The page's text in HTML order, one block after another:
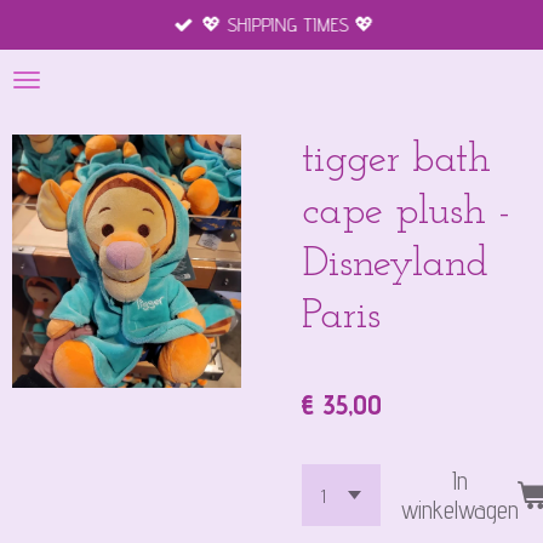
direct
naar
hoofdinhoud
💖 SHIPPING TIMES 💖
tigger bath
cape plush -
Disneyland
Paris
€ 35,00
In
winkelwagen